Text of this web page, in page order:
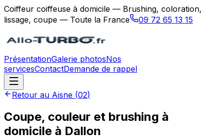
Coiffeur coiffeuse à domicile — Brushing, coloration,
lissage, coupe — Toute la France
09 72 65 13 15
PrésentationGalerie photosNos
servicesContactDemande de rappel
Retour au Aisne (02)
Coupe, couleur et brushing à
domicile à Dallon